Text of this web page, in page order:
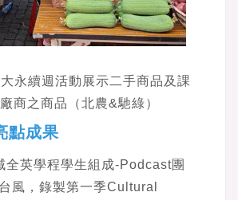
永續週活動展示二手商品及課
商之商品（北農&馳綠）
點成果
全英學程學生組成-Podcast團
風，錄製第一季Cultural